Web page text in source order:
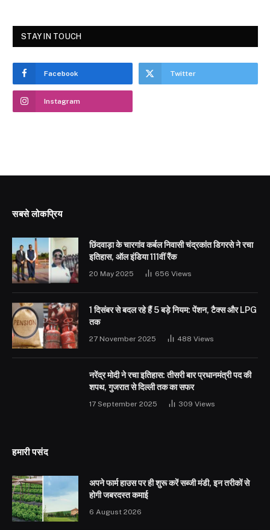
STAY IN TOUCH
Facebook Twitter
Instagram
सबसे लोकप्रिय
छिंदवाड़ा के चारगांव कर्बल निवासी चंद्रकांत डिगरसे ने रचा
इतिहास, ऑल इंडिया 111वीं रैंक
20 May 2025 656 Views
1 दिसंबर से बदल रहे हैं 5 बड़े नियम: पेंशन, टैक्स और LPG
तक
27 November 2025 488 Views
नरेंद्र मोदी ने रचा इतिहास: तीसरी बार प्रधानमंत्री पद की
शपथ, गुजरात से दिल्ली तक का सफर
17 September 2025 309 Views
हमारी पसंद
अपने फार्म हाउस पर ही शुरू करें सब्जी मंडी, इन तरीकों से
होगी जबरदस्त कमाई
6 August 2026